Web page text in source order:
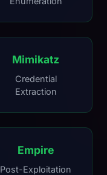
Mimikatz
Credential
Extraction
Empire
Post-Exploitation